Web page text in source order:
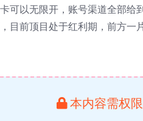
可以无限开，账号渠道全部给
目前顶目处于红利期，前方一
本内容需权